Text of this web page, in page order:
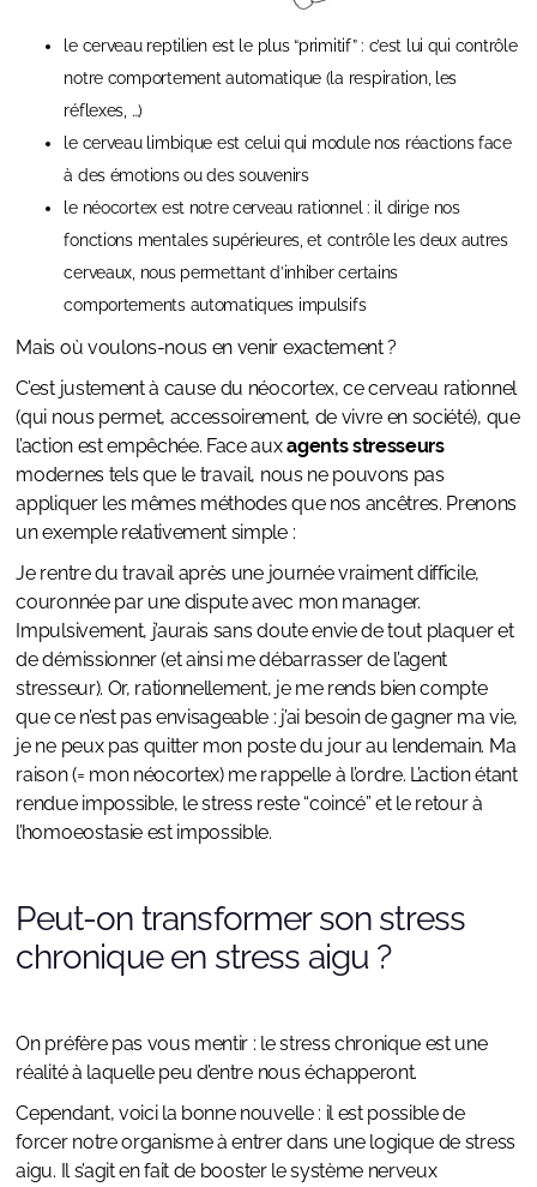
le cerveau reptilien est le plus “primitif” : c’est lui qui contrôle
notre comportement automatique (la respiration, les
réflexes, …)
le cerveau limbique est celui qui module nos réactions face
à des émotions ou des souvenirs
le néocortex est notre cerveau rationnel : il dirige nos
fonctions mentales supérieures, et contrôle les deux autres
cerveaux, nous permettant d’inhiber certains
comportements automatiques impulsifs
Mais où voulons-nous en venir exactement ?
C’est justement à cause du néocortex, ce cerveau rationnel
(qui nous permet, accessoirement, de vivre en société), que
l’action est empêchée. Face auxagents stresseurs
modernes tels que le travail, nous ne pouvons pas
appliquer les mêmes méthodes que nos ancêtres. Prenons
un exemple relativement simple :
Je rentre du travail après une journée vraiment difficile,
couronnée par une dispute avec mon manager.
Impulsivement, j’aurais sans doute envie de tout plaquer et
de démissionner (et ainsi me débarrasser de l’agent
stresseur). Or, rationnellement, je me rends bien compte
que ce n’est pas envisageable : j’ai besoin de gagner ma vie,
je ne peux pas quitter mon poste du jour au lendemain. Ma
raison (= mon néocortex) me rappelle à l’ordre. L’action étant
rendue impossible, le stress reste “coincé” et le retour à
l’homoeostasie est impossible.
Peut-on transformer son stress
chronique en stress aigu ?
On préfère pas vous mentir : le stress chronique est une
réalité à laquelle peu d’entre nous échapperont.
Cependant, voici la bonne nouvelle : il est possible de
forcer notre organisme à entrer dans une logique de stress
aigu. Il s’agit en fait de booster le système nerveux